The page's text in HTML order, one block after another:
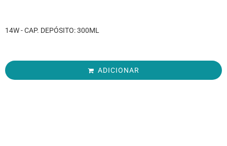
14W - CAP. DEPÓSITO: 300ML
ADICIONAR